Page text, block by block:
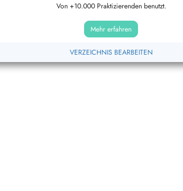
Von +10.000 Praktizierenden benutzt.
Mehr erfahren
VERZEICHNIS BEARBEITEN